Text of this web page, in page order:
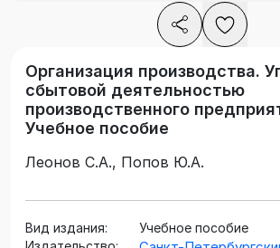
Организация производства.
сбытовой деятельностью
производственного
Учебное пособие
Леонов С.А., Попов Ю.А.
Вид издания:
Учебное пособие